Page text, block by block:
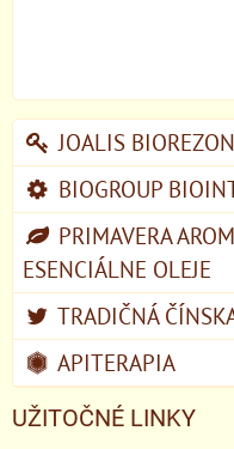
JOALIS
BIOGROUP
PRIMAVERA
ESENCIÁLNE OLEJE
TRADIČNÁ
APITERAPIA
UŽITOČNÉ LINKY